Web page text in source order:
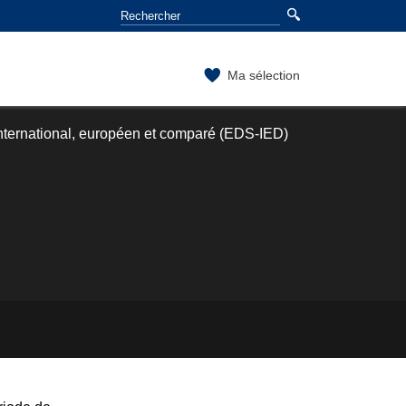
Ma sélection
européen et comparé (EDS-IED)